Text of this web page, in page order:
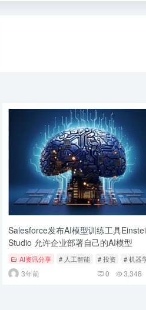
Salesforce发布AI模型训练工具
Studio 允许企业部署自己的AI模型
AI资讯分享 # 人工智能 # 投资 # 机器
3年前 0 3,348